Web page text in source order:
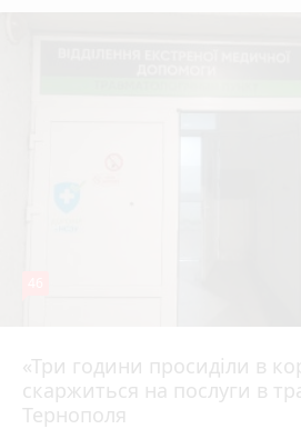
«Три години просиділи в
скаржиться на послуги в
Тернополя
Вчора о 13:05